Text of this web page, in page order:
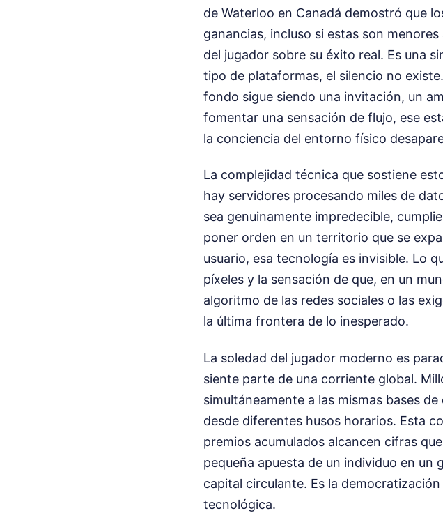
de Waterloo en Canadá demostró que
ganancias, incluso si estas son
del jugador sobre su éxito real. Es una
tipo de plataformas, el silencio no
fondo sigue siendo una invitación, un
fomentar una sensación de flujo, ese
la conciencia del entorno físico
La complejidad técnica que sostiene
hay servidores procesando miles de
sea genuinamente impredecible,
poner orden en un territorio que se
usuario, esa tecnología es invisible. Lo
píxeles y la sensación de que, en un
algoritmo de las redes sociales o las
la última frontera de lo inesperado.
La soledad del jugador moderno es
siente parte de una corriente global.
simultáneamente a las mismas bases
desde diferentes husos horarios. Esta
premios acumulados alcancen cifras
pequeña apuesta de un individuo en un
capital circulante. Es la
tecnológica.